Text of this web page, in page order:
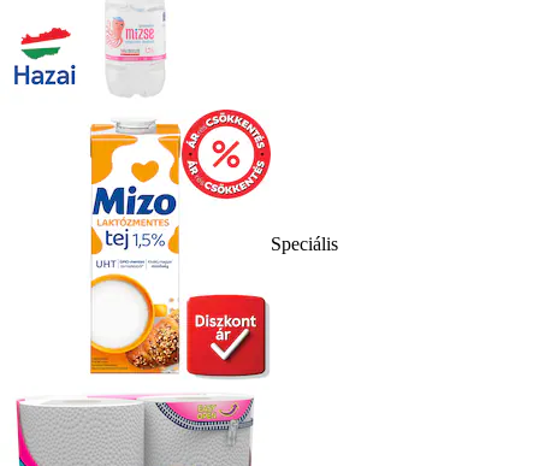
Speciális